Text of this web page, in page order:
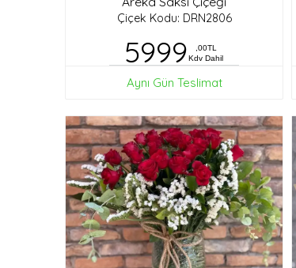
Çiçek Kodu: DRN2806
5999
,00TL
Kdv Dahil
Aynı Gün Teslimat